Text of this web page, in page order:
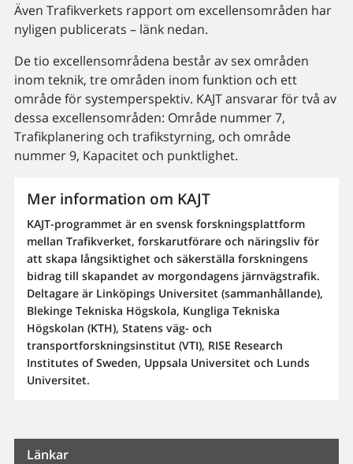
Även Trafikverkets rapport om excellensområden har
nyligen publicerats – länk nedan.
De tio excellensområdena består av sex områden
inom teknik, tre områden inom funktion och ett
område för systemperspektiv. KAJT ansvarar för två av
dessa excellensområden: Område nummer 7,
Trafikplanering och trafikstyrning, och område
nummer 9, Kapacitet och punktlighet.
Mer information om KAJT
KAJT-programmet är en svensk forskningsplattform
mellan Trafikverket, forskarutförare och näringsliv för
att skapa långsiktighet och säkerställa forskningens
bidrag till skapandet av morgondagens järnvägstrafik.
Deltagare är Linköpings Universitet (sammanhållande),
Blekinge Tekniska Högskola, Kungliga Tekniska
Högskolan (KTH), Statens väg- och
transportforskningsinstitut (VTI), RISE Research
Institutes of Sweden, Uppsala Universitet och Lunds
Universitet.
Länkar